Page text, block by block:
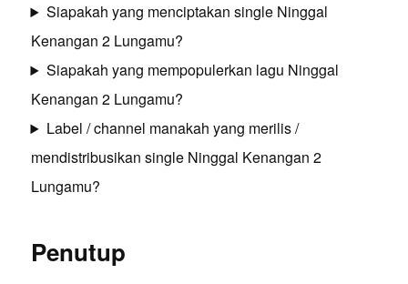
Siapakah yang menciptakan single Ninggal
Kenangan 2 Lungamu?
Siapakah yang mempopulerkan lagu Ninggal
Kenangan 2 Lungamu?
Label / channel manakah yang merilis /
mendistribusikan single Ninggal Kenangan 2
Lungamu?
Penutup